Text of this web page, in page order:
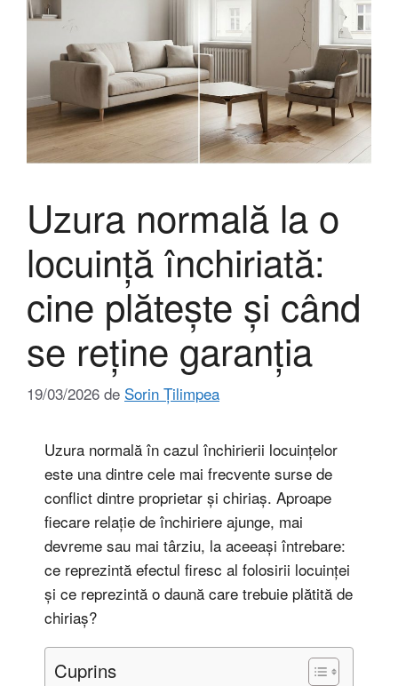
Uzura normală la o
locuință închiriată:
cine plătește și când
se reține garanția
19/03/2026 de Sorin Țilimpea
Uzura normală în cazul închirierii locuințelor
este una dintre cele mai frecvente surse de
conflict dintre proprietar și chiriaș. Aproape
fiecare relație de închiriere ajunge, mai
devreme sau mai târziu, la aceeași întrebare:
ce reprezintă efectul firesc al folosirii locuinței
și ce reprezintă o daună care trebuie plătită de
chiriaș?
Cuprins